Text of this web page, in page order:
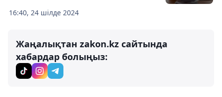
16:40, 24 шілде 2024
Жаңалықтан zakon.kz сайтында
хабардар болыңыз: